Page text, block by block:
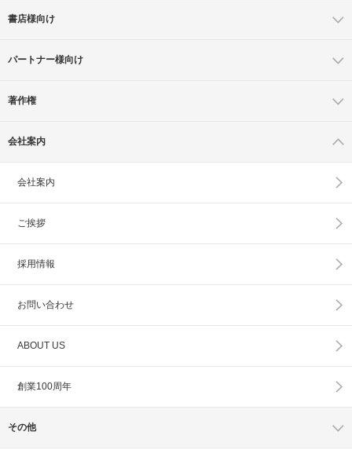
書店様向け
パートナー様向け
著作権
会社案内
会社案内
ご挨拶
採用情報
お問い合わせ
ABOUT US
創業100周年
その他